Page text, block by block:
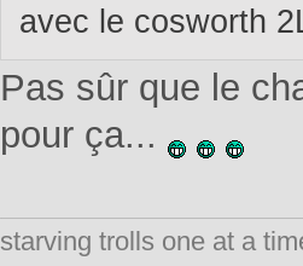
avec le cosworth
Pas sûr que le
pour ça...
starving trolls one at a